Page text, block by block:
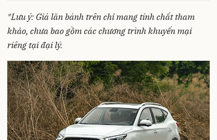
*Lưu ý: Giá lăn bánh trên chỉ mang tính chất tham
khảo, chưa bao gồm các chương trình khuyến mại
riêng tại đại lý.